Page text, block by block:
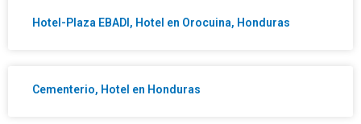
Hotel-Plaza EBADI, Hotel en Orocuina, Honduras
Cementerio, Hotel en Honduras